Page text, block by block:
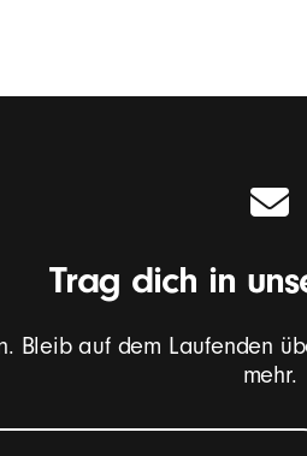
Trag dich in
Bleib auf dem Laufenden
mehr.